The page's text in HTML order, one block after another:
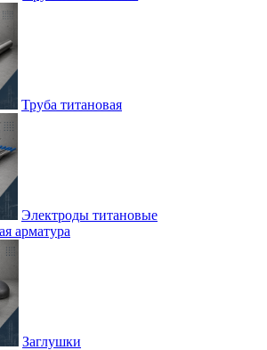
Труба титановая
Электроды титановые
арматура
Заглушки